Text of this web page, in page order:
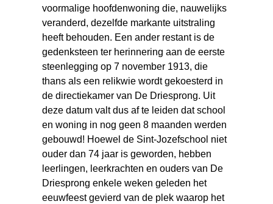
voormalige hoofdenwoning die, nauwelijks
veranderd, dezelfde markante uitstraling
heeft behouden. Een ander restant is de
gedenksteen ter herinnering aan de eerste
steenlegging op 7 november 1913, die
thans als een relikwie wordt gekoesterd in
de directiekamer van De Driesprong. Uit
deze datum valt dus af te leiden dat school
en woning in nog geen 8 maanden werden
gebouwd! Hoewel de Sint-Jozefschool niet
ouder dan 74 jaar is geworden, hebben
leerlingen, leerkrachten en ouders van De
Driesprong enkele weken geleden het
eeuwfeest gevierd van de plek waarop het